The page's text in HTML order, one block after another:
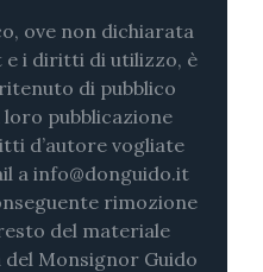
ove non dichiarata
i diritti di utilizzo, è
di pubblico
pubblicazione
d’autore vogliate
a info@donguido.it
rimozione
del materiale
Monsignor Guido